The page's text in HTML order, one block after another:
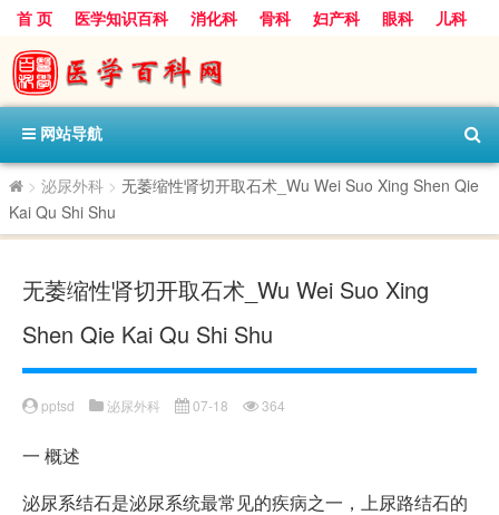
首 页 医学知识百科 消化科 骨科 妇产科 眼科
儿科
心血管病科
呼吸科 神经科
内分泌科
口腔科
网站导航
> 泌尿外科 > 无萎缩性肾切开取石术_Wu Wei Suo Xing Shen Qie
Kai Qu Shi Shu
无萎缩性肾切开取石术_Wu Wei Suo Xing
Shen Qie Kai Qu Shi Shu
pptsd 泌尿外科 07-18 364
一 概述
泌尿系结石是泌尿系统最常见的疾病之一，上尿路结石的